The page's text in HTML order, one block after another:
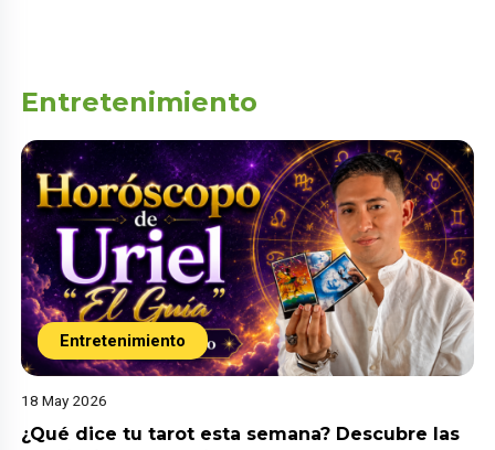
Entretenimiento
Entretenimiento
18 May 2026
¿Qué dice tu tarot esta semana? Descubre las